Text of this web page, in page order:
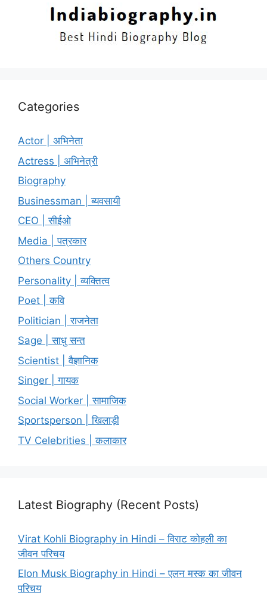
Categories
Actor | अभिनेता
Actress | अभिनेत्री
Biography
Businessman | ब्यवसायी
CEO | सीईओ
Media | पत्रकार
Others Country
Personality | व्यक्तित्व
Poet | कवि
Politician | राजनेता
Sage | साधु सन्त
Scientist | वैज्ञानिक
Singer | गायक
Social Worker | सामाजिक
Sportsperson | खिलाड़ी
TV Celebrities | कलाकार
Latest Biography (Recent Posts)
Virat Kohli Biography in Hindi – विराट कोहली का
जीवन परिचय
Elon Musk Biography in Hindi – एलन मस्क का जीवन
परिचय